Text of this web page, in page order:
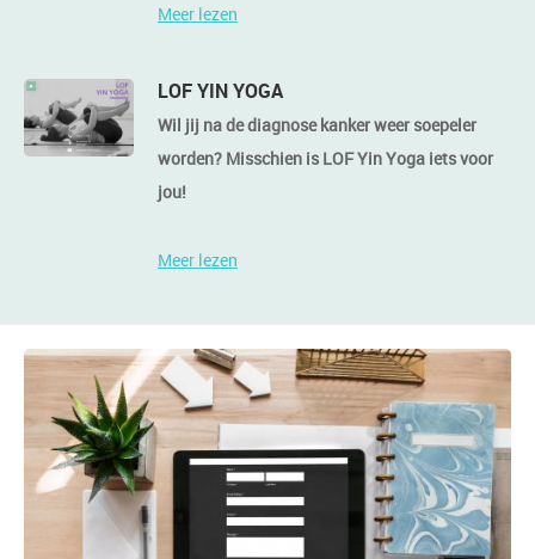
Meer lezen
LOF YIN YOGA
Wil jij na de diagnose kanker weer soepeler
worden? Misschien is LOF Yin Yoga iets voor
jou!
Meer lezen